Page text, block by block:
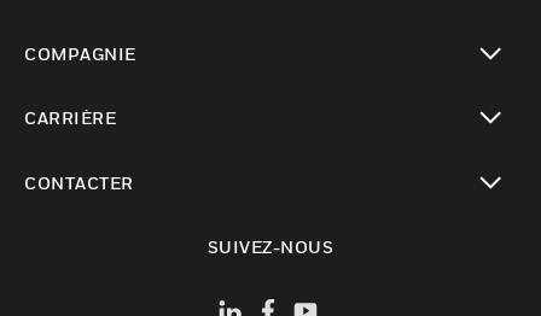
COMPAGNIE
CARRIÈRE
CONTACTER
SUIVEZ-NOUS